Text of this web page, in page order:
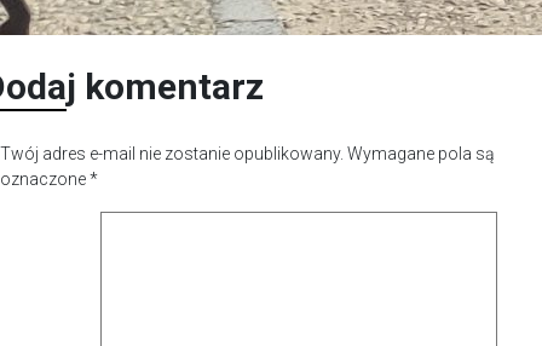
komentarz
Twój adres e-mail nie zostanie opublikowany. Wymagane pola są
oznaczone*